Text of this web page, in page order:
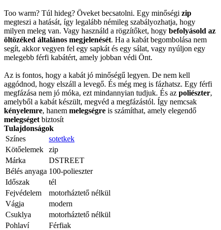
Too warm? Túl hideg? Öveket becsatolni. Egy minőségi zip
megteszi a hatását, így legalább némileg szabályozhatja, hogy
milyen meleg van. Vagy használd a rögzítőket, hogy befolyásold az
öltözéked általános megjelenését. Ha a kabát begombolása nem
segít, akkor vegyen fel egy sapkát és egy sálat, vagy nyúljon egy
melegebb férfi kabátért, amely jobban védi Önt.
Az is fontos, hogy a kabát jó minőségű legyen. De nem kell
aggódnod, hogy elszáll a levegő. És még meg is fázhatsz. Egy férfi
megfázása nem jó móka, ezt mindannyian tudjuk. És az poliészter,
amelyből a kabát készült, megvéd a megfázástól. Így nemcsak
kényelemre, hanem melegségre is számíthat, amely elegendő
melegséget biztosít
Tulajdonságok
Színes
sotetkek
Kötőelemek
zip
Márka
DSTREET
Bélés anyaga 100-polieszter
Időszak
tél
Fejvédelem
motorháztető nélkül
Vágja
modern
Csuklya
motorháztető nélkül
Pohlaví
Férfiak